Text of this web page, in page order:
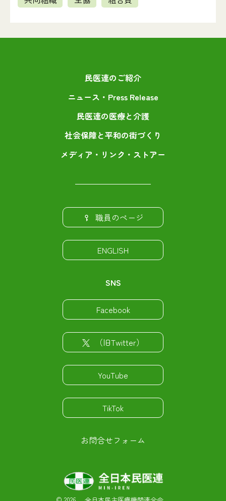
民医連のご紹介
ニュース・Press Release
民医連の医療と介護
社会保障と平和の街づくり
メディア・リンク・ストアー
職員のページ
ENGLISH
SNS
Facebook
（旧Twitter）
YouTube
TikTok
お問合せフォーム